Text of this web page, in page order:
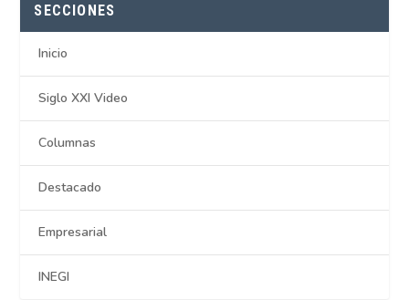
SECCIONES
Inicio
Siglo XXI Video
Columnas
Destacado
Empresarial
INEGI